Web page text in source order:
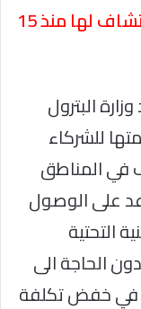
شركة عجيبة للبترول تحقق أكبر اكتشاف لها منذ 15
البترول
للشركاء
في المناطق
على الوصول
التحتية
الحاجة الى
في خفض تكلفة